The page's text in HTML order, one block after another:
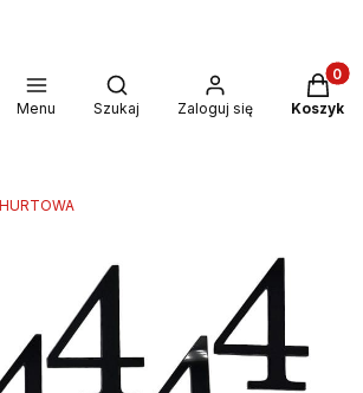
Menu
Otwórz wyszukiwarkę
Szukaj Zaloguj się Koszyk